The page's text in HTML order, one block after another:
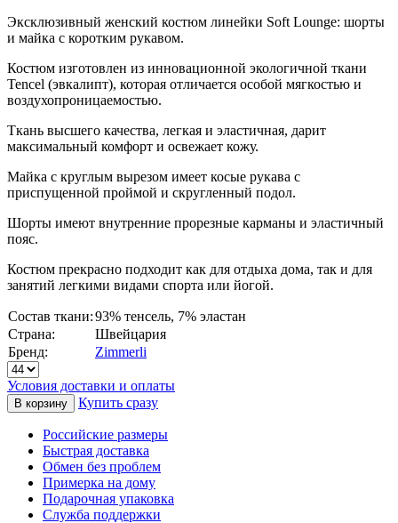
Эксклюзивный женский костюм линейки Soft Lounge: шорты
и майка с коротким рукавом.
Костюм изготовлен из инновационной экологичной ткани
Tencel (эвкалипт), которая отличается особой мягкостью и
воздухопроницаемостью.
Ткань высшего качества, легкая и эластичная, дарит
максимальный комфорт и освежает кожу.
Майка с круглым вырезом имеет косые рукава с
приспущенной проймой и скругленный подол.
Шорты имеют внутренние прорезные карманы и эластичный
пояс.
Костюм прекрасно подходит как для отдыха дома, так и для
занятий легкими видами спорта или йогой.
Состав ткани:93% тенсель, 7% эластан
Страна:
Швейцария
Бренд:
Zimmerli
Условия доставки и оплаты
Купить сразу
Российские размеры
Быстрая доставка
Обмен без проблем
Примерка на дому
Подарочная упаковка
Служба поддержки